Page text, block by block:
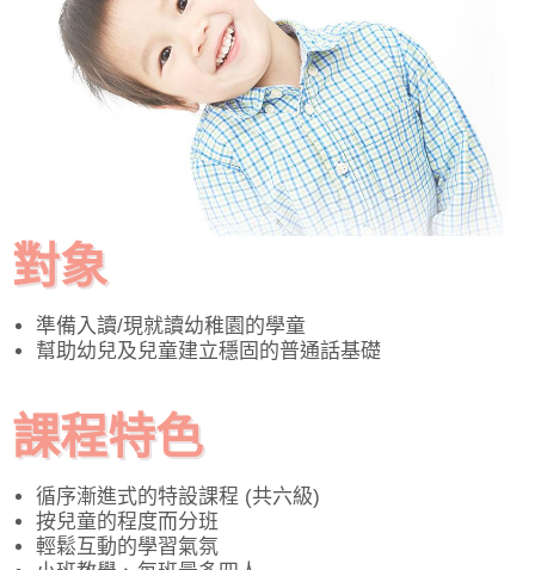
對象
準備入讀/現就讀幼稚園的學童
幫助幼兒及兒童建立穩固的普通話基礎
課程特色
循序漸進式的特設課程 (共六級)
按兒童的程度而分班
輕鬆互動的學習氣氛